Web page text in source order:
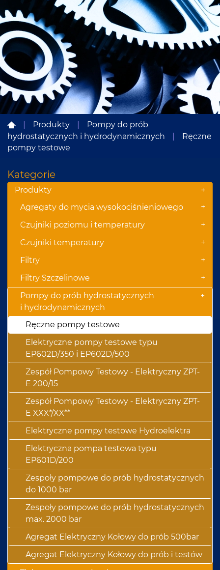
Produkty
Pompy do prób
hydrostatycznych i hydrodynamicznych
Ręczne
pompy testowe
Kategorie
Produkty +
Agregaty do mycia wysokociśnieniowego +
Czujniki poziomu i temperatury +
Czujniki temperatury +
Filtry +
Filtry Szczelinowe +
Pompy do prób hydrostatycznych
i hydrodynamicznych
+
Ręczne pompy testowe
Elektryczne pompy testowe typu
EP602D/350 i EP602D/500
Zespół Pompowy Testowy - Elektryczny ZPT-
E 200/15
Zespół Pompowy Testowy - Elektryczny ZPT-
E XXX*/XX**
Elektryczne pompy testowe Hydroelektra
Elektryczna pompa testowa typu
EP601D/200
Zespoły pompowe do prób hydrostatycznych
do 1000 bar
Zespoły pompowe do prób hydrostatycznych
max. 2000 bar
Agregat Elektryczny Kołowy do prób 500bar
Agregat Elektryczny Kołowy do prób i testów